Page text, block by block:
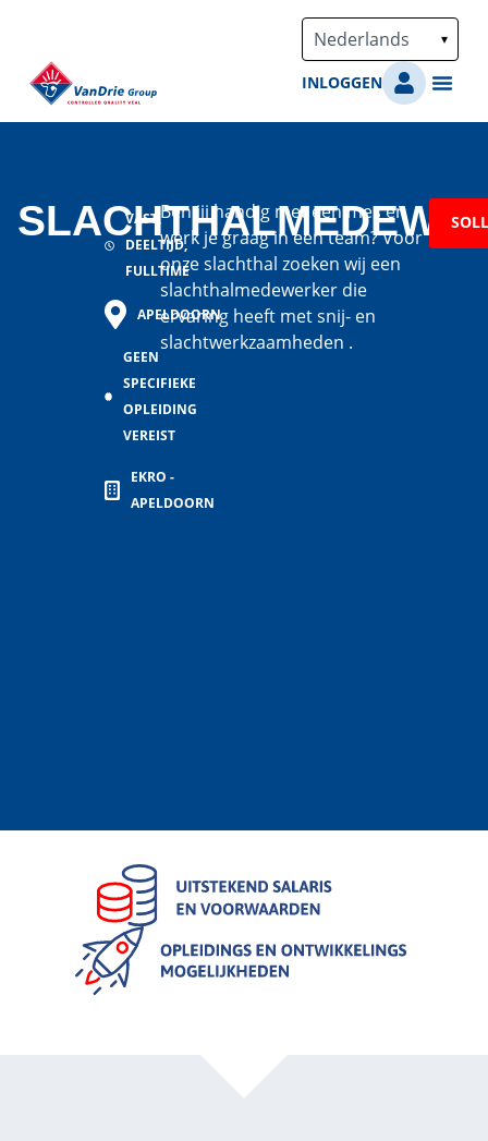
inhoud
INLOGGEN
VAST,
DEELTIJD,
FULLTIME
APELDOORN
GEEN
SPECIFIEKE
OPLEIDING
VEREIST
EKRO -
APELDOORN
Ben jij handig met een mes en
werk je graag in een team? Voor
onze slachthal zoeken wij een
slachthalmedewerker die
ervaring heeft met snij- en
slachtwerkzaamheden .